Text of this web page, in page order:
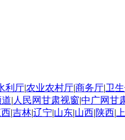
利厅|农业农村厅|商务厅|卫
| 人民网甘肃视窗|中广网甘
|吉林|辽宁|山东|山西|陕西|